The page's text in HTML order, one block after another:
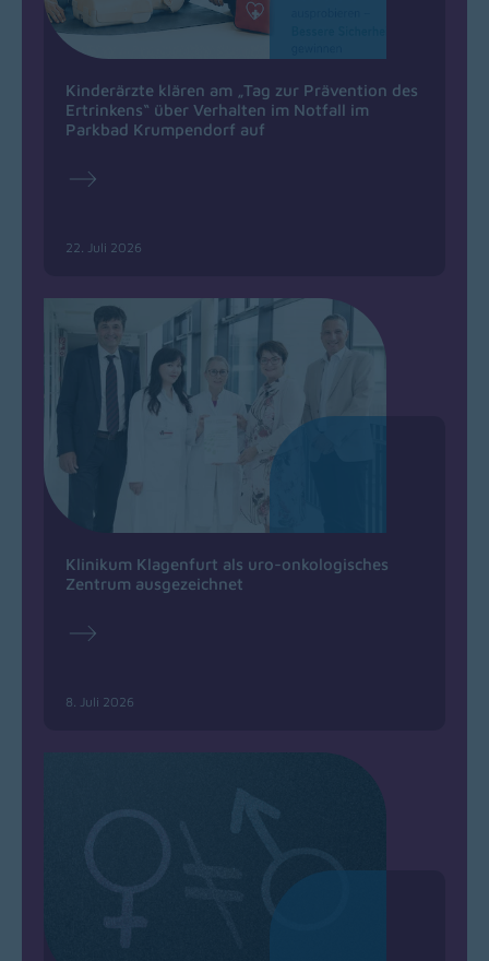
Kinderärzte klären am „Tag zur Prävention des
Ertrinkens“ über Verhalten im Notfall im
Parkbad Krumpendorf auf
22. Juli 2026
Klinikum Klagenfurt als uro-onkologisches
Zentrum ausgezeichnet
8. Juli 2026